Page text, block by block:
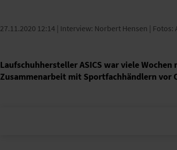
27.11.2020 12:14 | Interview: Norbert Hensen | Fotos:
Laufschuhhersteller ASICS war viele
Zusammenarbeit mit Sportfachhändlern vor